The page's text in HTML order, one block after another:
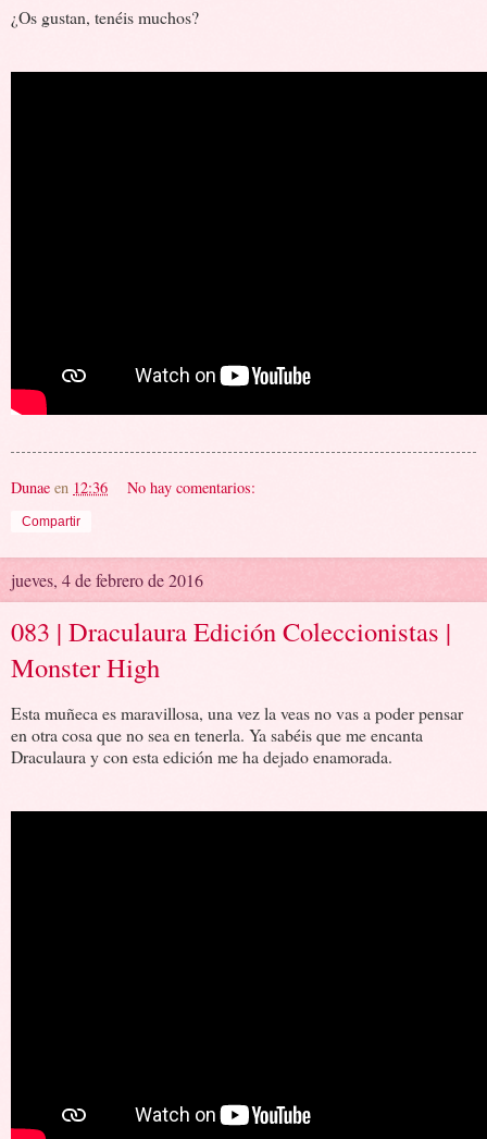
¿Os gustan, tenéis muchos?
Dunae en 12:36 No hay comentarios:
Compartir
jueves, 4 de febrero de 2016
083 | Draculaura Edición Coleccionistas |
Monster High
Esta muñeca es maravillosa, una vez la veas no vas a poder pensar
en otra cosa que no sea en tenerla. Ya sabéis que me encanta
Draculaura y con esta edición me ha dejado enamorada.